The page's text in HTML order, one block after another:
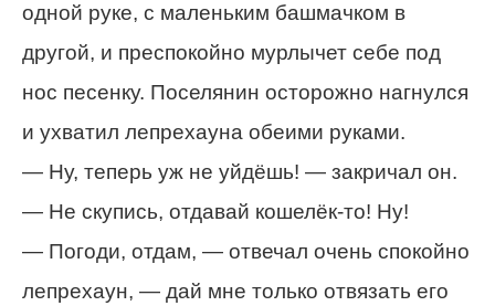
одной руке, с маленьким башмачком в
другой, и преспокойно мурлычет себе под
нос песенку. Поселянин осторожно нагнулся
и ухватил лепрехауна обеими руками.
— Ну, теперь уж не уйдёшь! — закричал он.
— Не скупись, отдавай кошелёк-то! Ну!
— Погоди, отдам, — отвечал очень спокойно
лепрехаун, — дай мне только отвязать его